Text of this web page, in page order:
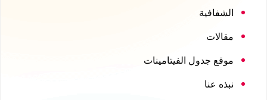
الشفافية
مقالات
موقع جدول الفيتامينات
نبذه عنا